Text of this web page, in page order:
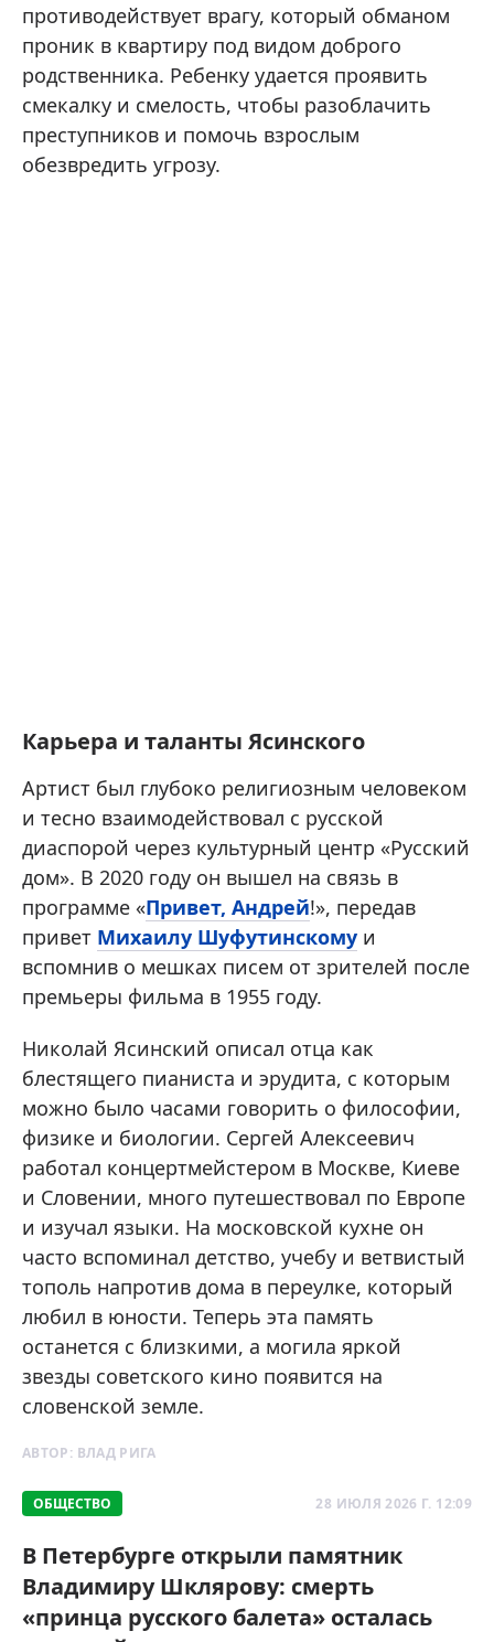
противодействует врагу, который обманом
проник в квартиру под видом доброго
родственника. Ребенку удается проявить
смекалку и смелость, чтобы разоблачить
преступников и помочь взрослым
обезвредить угрозу.
Карьера и таланты Ясинского
Артист был глубоко религиозным человеком
и тесно взаимодействовал с русской
диаспорой через культурный центр «Русский
дом». В 2020 году он вышел на связь в
программе «Привет, Андрей!», передав
привет Михаилу Шуфутинскому и
вспомнив о мешках писем от зрителей после
премьеры фильма в 1955 году.
Николай Ясинский описал отца как
блестящего пианиста и эрудита, с которым
можно было часами говорить о философии,
физике и биологии. Сергей Алексеевич
работал концертмейстером в Москве, Киеве
и Словении, много путешествовал по Европе
и изучал языки. На московской кухне он
часто вспоминал детство, учебу и ветвистый
тополь напротив дома в переулке, который
любил в юности. Теперь эта память
останется с близкими, а могила яркой
звезды советского кино появится на
словенской земле.
АВТОР: ВЛАД РИГА
ОБЩЕСТВО 28 ИЮЛЯ 2026 Г. 12:09
В Петербурге открыли памятник
Владимиру Шклярову: смерть
«принца русского балета» осталась